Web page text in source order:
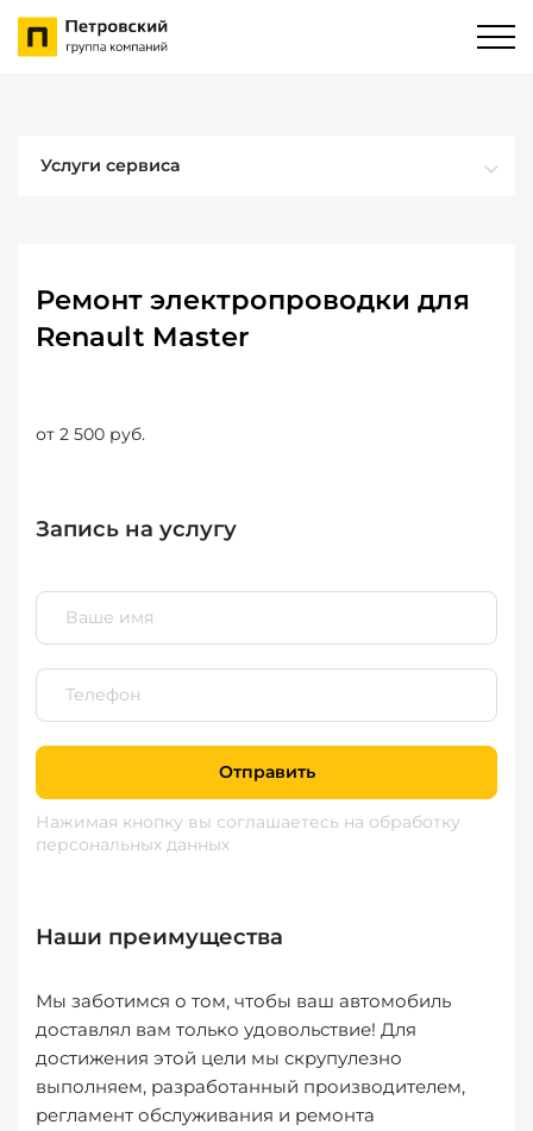
Услуги сервиса
Ремонт электропроводки для
Renault Master
от 2 500 руб.
Запись на услугу
Отправить
Нажимая кнопку вы соглашаетесь на обработку
персональных данных
Наши преимущества
Мы заботимся о том, чтобы ваш автомобиль
доставлял вам только удовольствие! Для
достижения этой цели мы скрупулезно
выполняем, разработанный производителем,
регламент обслуживания и ремонта